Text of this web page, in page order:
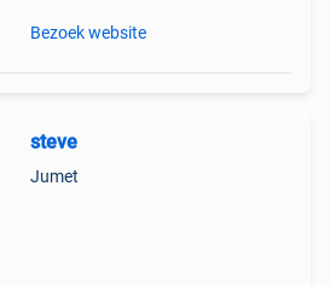
Bezoek website
steve
Jumet